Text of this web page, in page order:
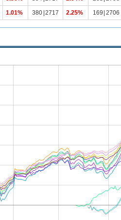
1.01% 380 2717 2.25% 169 2706